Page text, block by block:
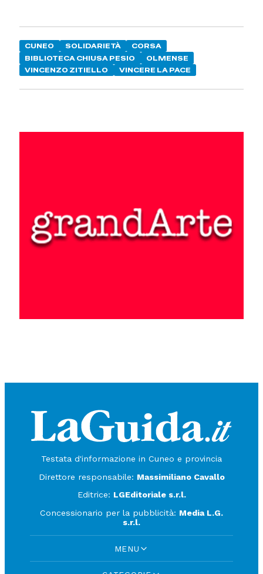
CUNEO SOLIDARIETÀ
CORSA
BIBLIOTECA CHIUSA PESIO
OLMENSE
VINCENZO ZITIELLO
VINCERE LA PACE
Testata d'informazione in Cuneo e provincia
Direttore responsabile: Massimiliano Cavallo
Editrice: LGEditoriale s.r.l.
Concessionario per la pubblicità: Media L.G.
s.r.l.
MENU